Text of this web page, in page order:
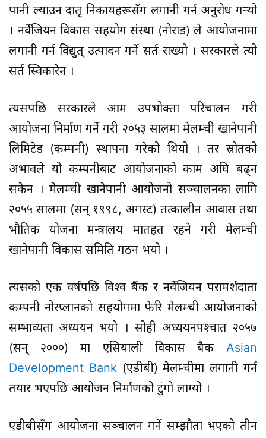
पानी ल्याउन दातृ निकायहरूसँग लगानी गर्न अनुरोध गर्‍यो
। नर्वेजियन विकास सहयोग संस्था (नोराड) ले आयोजनामा
लगानी गर्न विद्युत् उत्पादन गर्ने सर्त राख्यो । सरकारले त्यो
सर्त स्विकारेन ।
त्यसपछि सरकारले आम उपभोक्ता परिचालन गरी
आयोजना निर्माण गर्ने गरी २०५३ सालमा मेलम्ची खानेपानी
लिमिटेड (कम्पनी) स्थापना गरेको थियो । तर स्रोतको
अभावले यो कम्पनीबाट आयोजनाको काम अघि बढ्न
सकेन । मेलम्ची खानेपानी आयोजनो सञ्चालनका लागि
२०५५ सालमा (सन् १९९८, अगस्ट) तत्कालीन आवास तथा
भौतिक योजना मन्त्रालय मातहत रहने गरी मेलम्ची
खानेपानी विकास समिति गठन भयो ।
त्यसको एक वर्षपछि विश्व बैंक र नर्वेजियन परामर्शदाता
कम्पनी नोरप्लानको सहयोगमा फेरि मेलम्ची आयोजनाको
सम्भाव्यता अध्ययन भयो । सोही अध्ययनपश्चात २०५७
(सन् २०००) मा एसियाली विकास बैक Asian
Development Bank(एडीबी) मेलम्चीमा लगानी गर्न
तयार भएपछि आयोजन निर्माणको टुंगो लाग्यो ।
एडीबीसँग आयोजना सञ्चालन गर्ने सम्झौता भएको तीन